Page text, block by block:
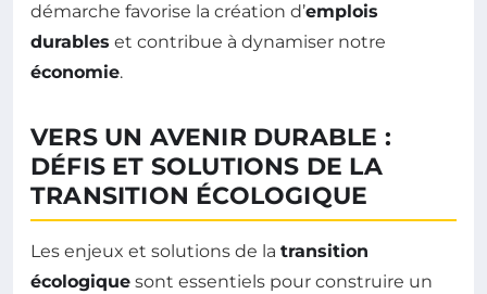
démarche favorise la création d’emplois
durables et contribue à dynamiser notre
économie.
VERS UN AVENIR DURABLE :
DÉFIS ET SOLUTIONS DE LA
TRANSITION ÉCOLOGIQUE
Les enjeux et solutions de la transition
écologique sont essentiels pour construire un